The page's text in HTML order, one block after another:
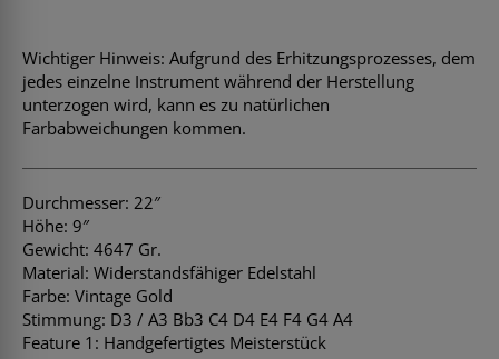
Wichtiger Hinweis: Aufgrund des Erhitzungsprozesses, dem
jedes einzelne Instrument während der Herstellung
unterzogen wird, kann es zu natürlichen
Farbabweichungen kommen.
Durchmesser: 22″
Höhe: 9″
Gewicht: 4647 Gr.
Material: Widerstandsfähiger Edelstahl
Farbe: Vintage Gold
Stimmung: D3 / A3 Bb3 C4 D4 E4 F4 G4 A4
Feature 1: Handgefertigtes Meisterstück